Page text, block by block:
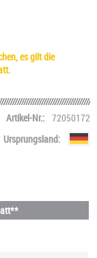
es gilt die
Artikel-Nr.: 72050172
Ursprungsland: